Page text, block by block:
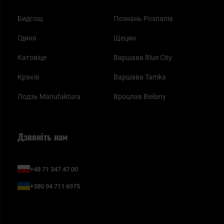
Бидгощ
Гдиня
Катовіце
Краків
Лодзь Manufaktura
Познань Posnania
Щецин
Варшава Blue City
Варшава Tamka
Вроцлав Bielany
Дзвоніть нам
+48 71 347 47 00
+380 94 711 6975